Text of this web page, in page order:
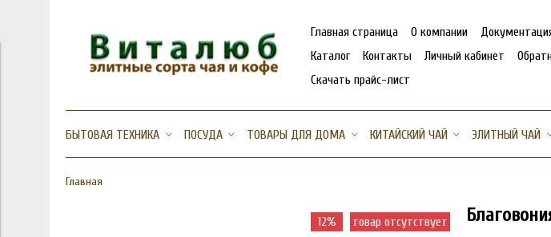
Главная страница О компании
Каталог
Контакты Личный кабинет
Скачать прайс-лист
БЫТОВАЯ ТЕХНИКА ПОСУДА ТОВАРЫ ДЛЯ ДОМА КИТАЙСКИЙ ЧАЙ ЭЛИТНЫЙ ЧАЙ
Главная
12% товар отсутствует